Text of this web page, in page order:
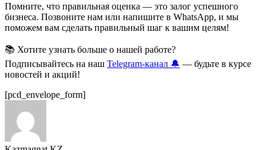
Помните, что правильная оценка — это залог успешного
бизнеса. Позвоните нам или напишите в WhatsApp, и мы
поможем вам сделать правильный шаг к вашим целям!
📚 Хотите узнать больше о нашей работе?
Подписывайтесь на наш Telegram-канал 🔔 — будьте в курсе
новостей и акций!
[pcd_envelope_form]